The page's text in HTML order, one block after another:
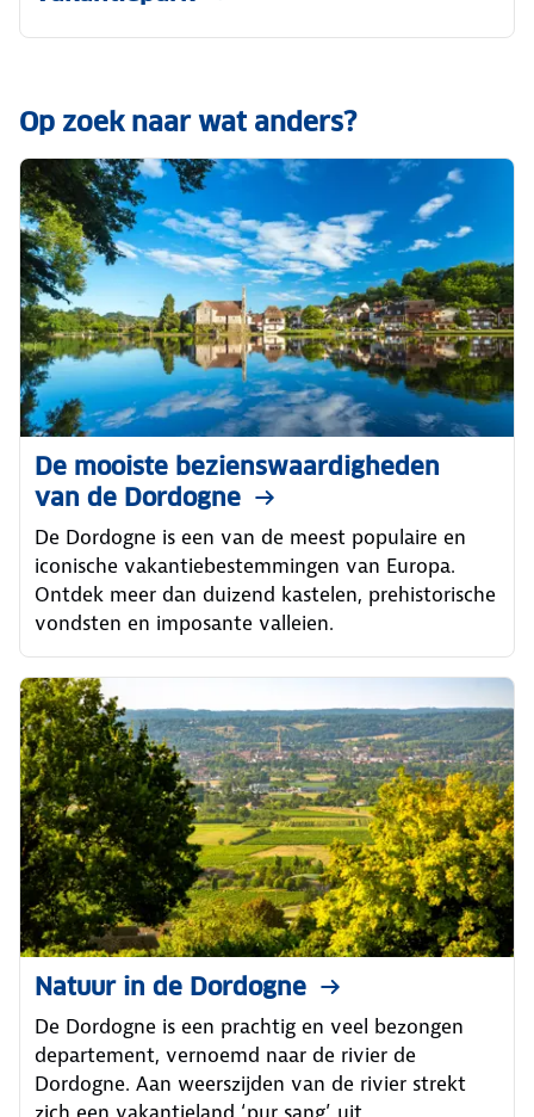
Op zoek naar wat anders?
De mooiste bezienswaardigheden
van de Dordogne
De Dordogne is een van de meest populaire en
iconische vakantiebestemmingen van Europa.
Ontdek meer dan duizend kastelen, prehistorische
vondsten en imposante valleien.
Natuur in de Dordogne
De Dordogne is een prachtig en veel bezongen
departement, vernoemd naar de rivier de
Dordogne. Aan weerszijden van de rivier strekt
zich een vakantieland ‘pur sang’ uit.